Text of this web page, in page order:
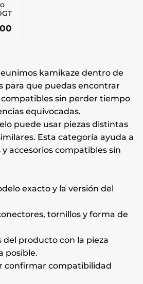
kamikaze dentro de
para que puedas encontrar
compatibles sin perder tiempo
equivocadas.
puede usar piezas distintas
Esta categoría ayuda a
accesorios compatibles sin
exacto y la versión del
tornillos y forma de
del producto con la pieza
posible.
confirmar compatibilidad